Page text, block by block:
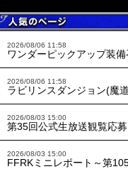
2026/08/06 11:58
ワンダーピックアップ装
2026/08/06 11:58
ラビリンスダンジョン(魔
2026/08/03 15:00
第35回公式生放送観覧応募
2026/08/03 15:00
FFRKミニレポート～第